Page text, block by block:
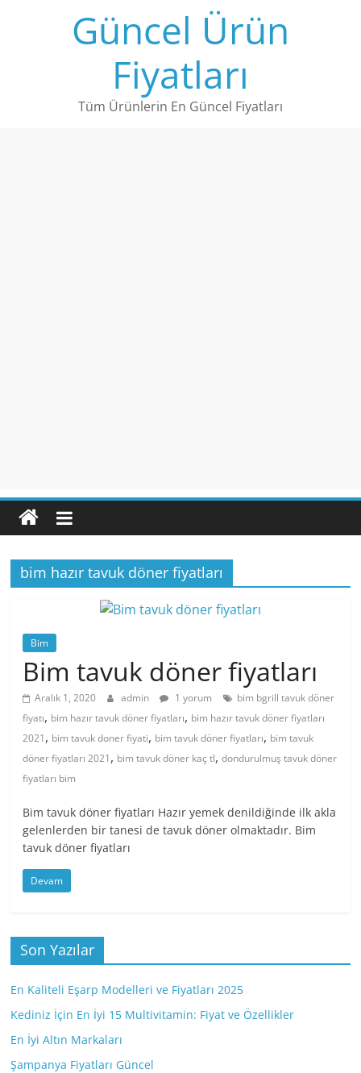
Güncel Ürün
Fiyatları
Tüm Ürünlerin En Güncel Fiyatları
bim hazır tavuk döner fiyatları
Bim
Bim tavuk döner fiyatları
Aralık 1, 2020 admin 1 yorum
bim bgrill tavuk döner
fiyatı, bim hazır tavuk döner fiyatları, bim hazır tavuk döner fiyatları
2021, bim tavuk doner fiyati, bim tavuk döner fiyatları, bim tavuk
döner fiyatları 2021, bim tavuk döner kaç tl,dondurulmuş tavuk döner
fiyatları bim
Bim tavuk döner fiyatları Hazır yemek denildiğinde ilk akla
gelenlerden bir tanesi de tavuk döner olmaktadır. Bim
tavuk döner fiyatları
Devam
Son Yazılar
En Kaliteli Eşarp Modelleri ve Fiyatları 2025
Kediniz İçin En İyi 15 Multivitamin: Fiyat ve Özellikler
En İyi Altın Markaları
Şampanya Fiyatları Güncel